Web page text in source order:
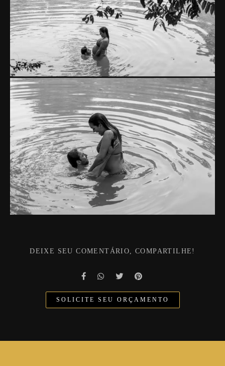
DEIXE SEU COMENTÁRIO, COMPARTILHE!
SOLICITE SEU ORÇAMENTO